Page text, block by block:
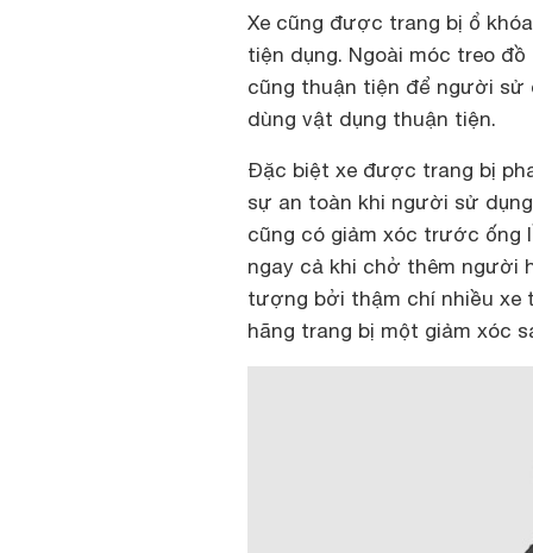
Xe cũng được trang bị ổ
tiện dụng. Ngoài móc treo
cũng thuận tiện để người sử
dùng vật dụng thuận tiện.
Đặc biệt xe được trang bị
sự an toàn khi người sử
cũng có giảm xóc trước ống
ngay cả khi chở thêm người
tượng bởi thậm chí nhiều xe
hãng trang bị một giảm xóc